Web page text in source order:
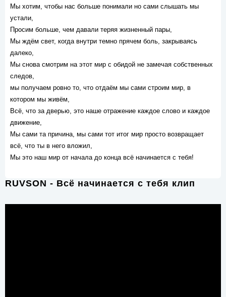
Мы хотим, чтобы нас больше понимали но сами слышать мы
устали,
Просим больше, чем давали теряя жизненный пары,
Мы ждём свет, когда внутри темно прячем боль, закрываясь
далеко,
Мы снова смотрим на этот мир с обидой не замечая собственных
следов,
мы получаем ровно то, что отдаём мы сами строим мир, в
котором мы живём,
Всё, что за дверью, это наше отражение каждое слово и каждое
движение,
Мы сами та причина, мы сами тот итог мир просто возвращает
всё, что ты в него вложил,
Мы это наш мир от начала до конца всё начинается с тебя!
RUVSON - Всё начинается с тебя клип